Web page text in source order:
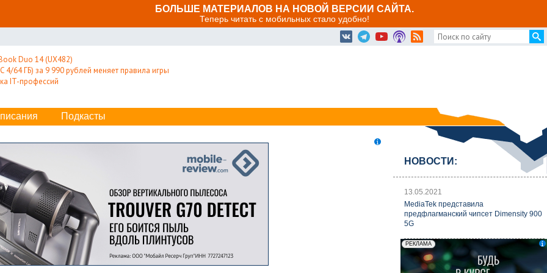
БОЛЬШЕ МАТЕРИАЛОВ НА НОВОЙ ВЕРСИИ САЙТА.
Теперь читать с мобильных стало удобно!
Duo 14 (UX482)
4/64 ГБ) за 9 990 рублей меняет правила игры
IT-профессий
Подкасты
НОВОСТИ:
13.05.2021
MediaTek представила
предфлагманский чипсет Dimensity 900
5G